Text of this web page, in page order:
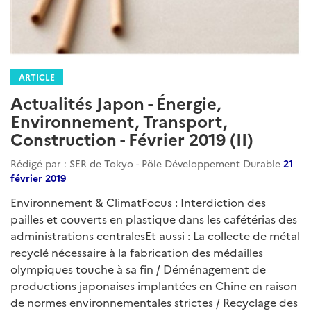
japon-developpementdurable
transport-aerien
transport-ferroviaire
mobilite-durable
environnement
biodiversite
finance-verte
climat-adaptation
climat
energie
energies-renouvelables
mer-oceans
jeux-olympiques investissement